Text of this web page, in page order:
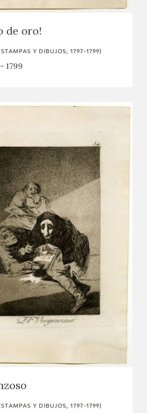
de oro!
Y DIBUJOS, 1797-1799)
1799
Y DIBUJOS, 1797-1799)